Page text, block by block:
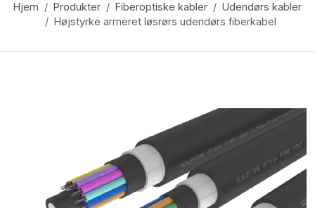
Hjem Produkter Fiberoptiske kabler
Udendørs kabler
Højstyrke armeret løsrørs udendørs fiberkabel